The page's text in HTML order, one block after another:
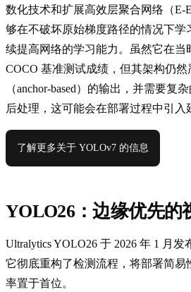
数化技术和扩展高效层聚合网络（
够在不破坏原始梯度路径的情况下学
续提高网络的学习能力。虽然它在当
COCO 基准测试成绩，但其架构仍
（anchor-based）的输出，并需要复
后处理，这可能会在部署过程中引入
了解更多关于 YOLOv7 的信息
YOLO26：边缘优先的
Ultralytics YOLO26 于 2026 年 1 月发
它彻底重构了检测流程，将部署简易
率置于首位。